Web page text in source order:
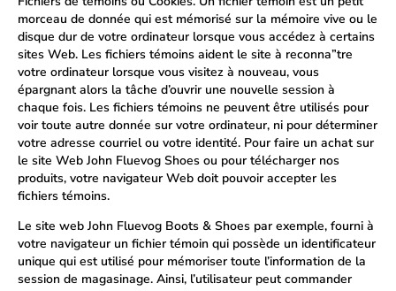
morceau de donnée qui est mémorisé sur la mémoire vive ou le
disque dur de votre ordinateur lorsque vous accédez à certains
sites Web. Les fichiers témoins aident le site à reconna”tre
votre ordinateur lorsque vous visitez à nouveau, vous
épargnant alors la tâche d’ouvrir une nouvelle session à
chaque fois. Les fichiers témoins ne peuvent être utilisés pour
voir toute autre donnée sur votre ordinateur, ni pour déterminer
votre adresse courriel ou votre identité. Pour faire un achat sur
le site Web John Fluevog Shoes ou pour télécharger nos
produits, votre navigateur Web doit pouvoir accepter les
fichiers témoins.
Le site web John Fluevog Boots & Shoes par exemple, fourni à
votre navigateur un fichier témoin qui possède un identificateur
unique qui est utilisé pour mémoriser toute l’information de la
session de magasinage. Ainsi, l’utilisateur peut commander